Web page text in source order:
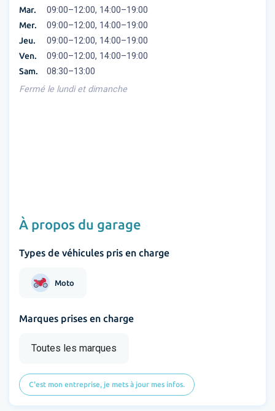
Mar. 09:00–12:00, 14:00–19:00
Mer. 09:00–12:00, 14:00–19:00
Jeu. 09:00–12:00, 14:00–19:00
Ven. 09:00–12:00, 14:00–19:00
Sam.
08:30–13:00
Fermé le lundi et dimanche
À propos du garage
Types de véhicules pris en charge
Moto
Marques prises en charge
Toutes les marques
C'est mon entreprise, je mets à jour mes infos.